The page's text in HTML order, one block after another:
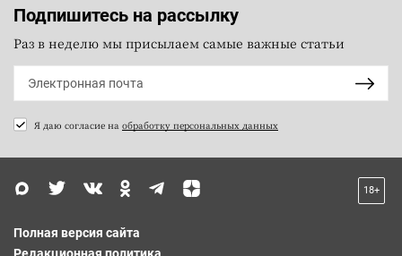
Подпишитесь на рассылку
Раз в неделю мы присылаем самые важные статьи
Я даю согласие на обработку персональных данных
18+
Полная версия сайта
Редакционная политика